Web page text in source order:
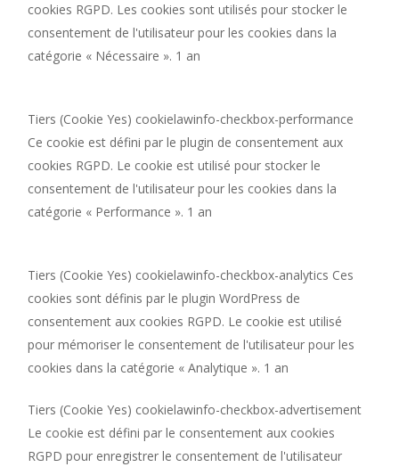
cookies RGPD. Les cookies sont utilisés pour stocker le
consentement de l'utilisateur pour les cookies dans la
catégorie « Nécessaire ». 1 an
Tiers (Cookie Yes) cookielawinfo-checkbox-performance
Ce cookie est défini par le plugin de consentement aux
cookies RGPD. Le cookie est utilisé pour stocker le
consentement de l'utilisateur pour les cookies dans la
catégorie « Performance ». 1 an
Tiers (Cookie Yes) cookielawinfo-checkbox-analytics Ces
cookies sont définis par le plugin WordPress de
consentement aux cookies RGPD. Le cookie est utilisé
pour mémoriser le consentement de l'utilisateur pour les
cookies dans la catégorie « Analytique ». 1 an
Tiers (Cookie Yes) cookielawinfo-checkbox-advertisement
Le cookie est défini par le consentement aux cookies
RGPD pour enregistrer le consentement de l'utilisateur